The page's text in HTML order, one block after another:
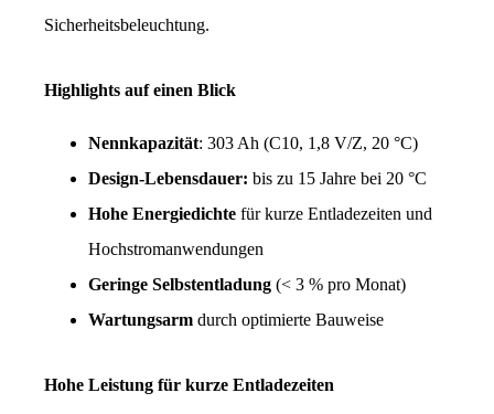
Sicherheitsbeleuchtung.
Highlights auf einen Blick
Nennkapazität: 303 Ah (C10, 1,8 V/Z, 20 °C)
Design-Lebensdauer: bis zu 15 Jahre bei 20 °C
Hohe Energiedichte für kurze Entladezeiten und
Hochstromanwendungen
Geringe Selbstentladung (< 3 % pro Monat)
Wartungsarm durch optimierte Bauweise
Hohe Leistung für kurze Entladezeiten